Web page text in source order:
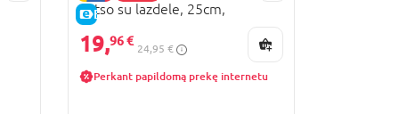
E-KAINA
Lotso su lazdele, 25cm,
6315870586NPB
19,96 €
24,95 €
Perkant papildomą prekę internetu